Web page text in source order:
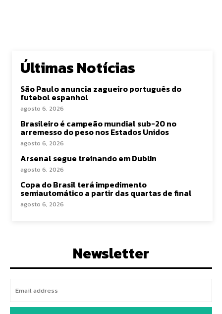
Últimas Notícias
São Paulo anuncia zagueiro português do
futebol espanhol
agosto 6, 2026
Brasileiro é campeão mundial sub-20 no
arremesso do peso nos Estados Unidos
agosto 6, 2026
Arsenal segue treinando em Dublin
agosto 6, 2026
Copa do Brasil terá impedimento
semiautomático a partir das quartas de final
agosto 6, 2026
Newsletter